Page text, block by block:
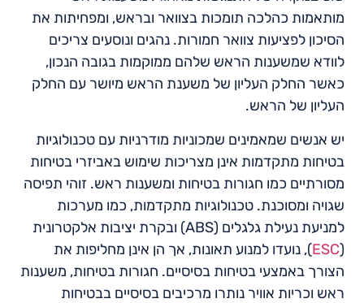
מותאמות כהלכה תומכות בצוואר ובראש, ומפחיתות את
הסיכון לפציעות צוואר חמורות. נהגים ונוסעים צריכים
לוודא שמשענות הראש שלהם ממוקמות בגובה הנכון,
כאשר החלק העליון של משענת הראש מיושר עם החלק
העליון של הראש.
יש אנשים שמאמינים שמכוניות מודרניות עם טכנולוגיות
בטיחות מתקדמות אינן מצריכות שימוש באביזרי בטיחות
מסורתיים כמו חגורות בטיחות ומשענות ראש. זוהי תפיסה
שגויה ומסוכנת. טכנולוגיות מתקדמות, כמו מערכות
למניעת נעילת גלגלים (ABS) ובקרת יציבות אלקטרונית
(
ESC), נועדו למנוע תאונות, אך הן אינן מחליפות את
הצורך באמצעי בטיחות בסיסיים. חגורות בטיחות, משענות
ראש וכריות אוויר נותרו מרכיבים בסיסיים בבטיחות